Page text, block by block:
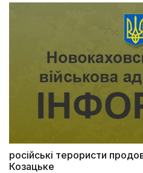
російські терористи
Козацьке